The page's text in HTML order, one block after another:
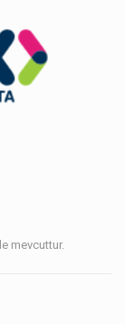
mevcuttur.